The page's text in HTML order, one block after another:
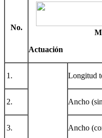
No.
Actuación
1. Longitud
2. Ancho
3. Ancho